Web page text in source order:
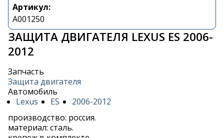
Артикул:
A001250
ЗАЩИТА ДВИГАТЕЛЯ LEXUS ES 2006-
2012
Запчасть
Защита двигателя
Автомобиль
Lexus
ES
2006-2012
производство: россия.
материал: сталь.